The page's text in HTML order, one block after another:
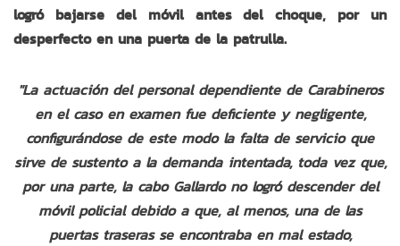
logró bajarse del móvil antes del choque, por un
desperfecto en una puerta de la patrulla.
"La actuación del personal dependiente de Carabineros
en el caso en examen fue deficiente y negligente,
configurándose de este modo la falta de servicio que
sirve de sustento a la demanda intentada, toda vez que,
por una parte, la cabo Gallardo no logró descender del
móvil policial debido a que, al menos, una de las
puertas traseras se encontraba en mal estado,